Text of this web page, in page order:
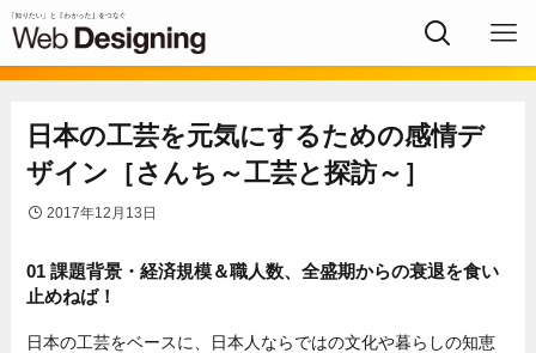
日本の工芸を元気にするための感情デ
ザイン［さんち～工芸と探訪～］
2017年12月13日
01 課題背景・経済規模＆職人数、全盛期からの衰退を食い
止めねば！
日本の工芸をベースに、日本人ならではの文化や暮らしの知恵